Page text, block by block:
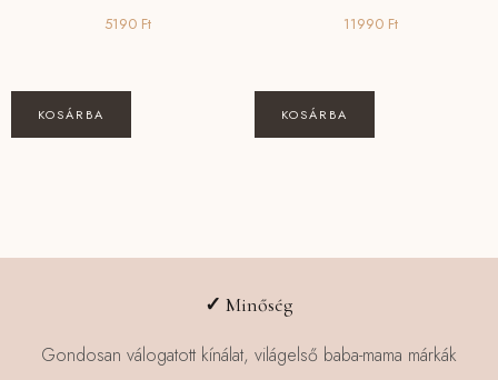
5190 Ft
KOSÁRBA
11990 Ft
KOSÁRBA
✓ Minőség
Gondosan válogatott kínálat, világelső baba-mama márkák